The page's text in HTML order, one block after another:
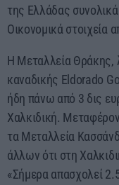
της Ελλάδας
Οικονομικά στοιχεία
Η Μεταλλεία Θράκης,
καναδικής Eldorado
ήδη πάνω από 3 δις
Χαλκιδική.
τα Μεταλλεία
άλλων ότι στη
«Σήμερα απασχολεί